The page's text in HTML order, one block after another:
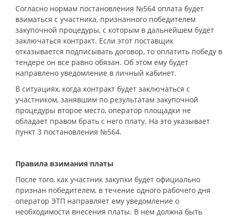
Согласно нормам постановления №564 оплата будет
взиматься с участника, признанного победителем
закупочной процедуры, с которым в дальнейшем будет
заключаться контракт. Если этот поставщик
отказывается подписывать договор, то оплатить победу в
тендере он все равно обязан. Об этом ему будет
направлено уведомление в личный кабинет.
В ситуациях, когда контракт будет заключаться с
участником, занявшим по результатам закупочной
процедуры второе место, оператор площадки не
обладает правом брать с него плату. На это указывает
пункт 3 постановления №564.
Правила взимания платы
После того, как участник закупки будет официально
признан победителем, в течение одного рабочего дня
оператор ЭТП направляет ему уведомление о
необходимости внесения платы. В нем должна быть